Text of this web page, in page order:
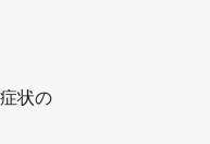
状の